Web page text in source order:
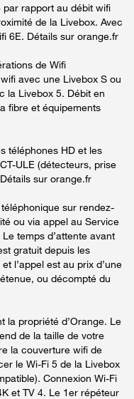
rapport au débit wifi
de la Livebox. Avec
6E. Détails sur orange.fr
de Wifi
avec une Livebox S ou
la Livebox 5. Débit en
fibre et équipements
téléphones HD et les
ULE (détecteurs, prise
sur orange.fr
sur rendez-
ou via appel au Service
temps d’attente avant
gratuit depuis les
l’appel est au prix d’une
ou décompté du
la propriété d’Orange. Le
de la taille de votre
la couverture wifi de
le Wi-Fi 5 de la Livebox
Connexion Wi-Fi
et TV 4. Le 1er répéteur